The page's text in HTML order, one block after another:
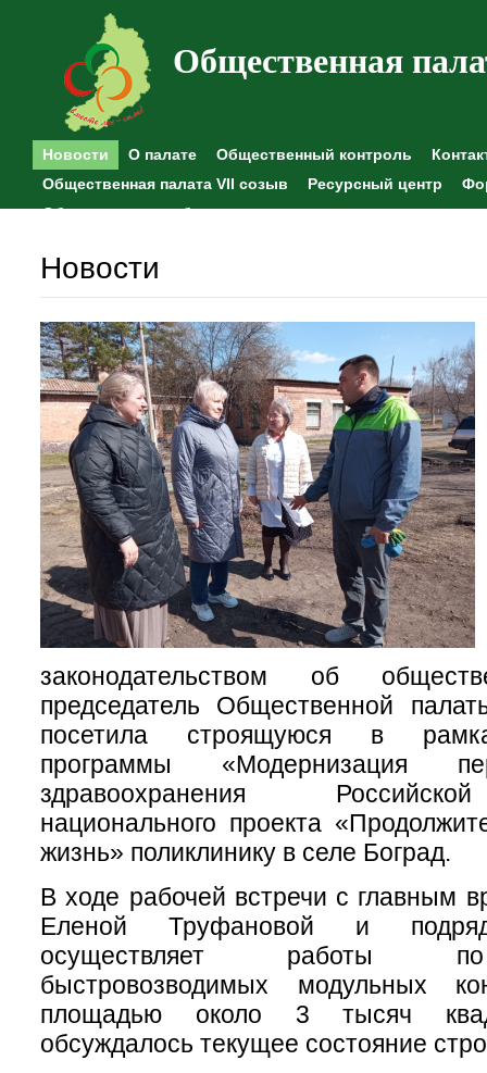
Общественная
Новости О палате Общественный контроль
Общественная палата VII созыв
Ресурсный центр
Общественные наблюдения
Новости
законодательством об
председатель Общественной
посетила строящуюся в
программы «Модернизация
здравоохранения
национального проекта
жизнь» поликлинику в селе Боград.
В ходе рабочей встречи с главным
Еленой Труфановой и
осуществляет работы
быстровозводимых модульных
площадью около 3 тысяч
обсуждалось текущее состояние